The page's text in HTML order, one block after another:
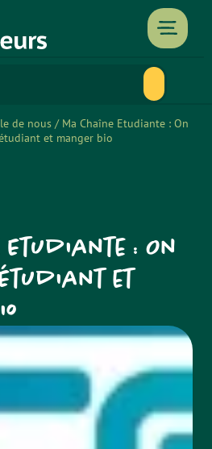
de nous / Ma Chaîne Etudiante : On
et manger bio
Etudiante : On
et